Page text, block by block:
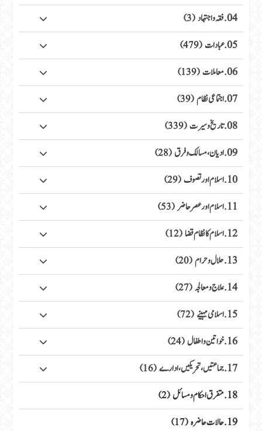
04. فقہ واجتہاد (3)
05. عبادات (479)
06. معاملات (139)
07. اجتماعی نظام (39)
08. تاریخ وسیرت (339)
09. ادیان، مسالک وفرق (28)
10. اسلام اور تصوف (29)
11. اسلام اور عصر حاضر (53)
12. اسلام کا نظام قضا (12)
13. حلال وحرام (20)
14. علاج ومعالجہ (27)
15. اسلامی مہینے (72)
16. خواتین واطفال (24)
17. جماعتیں، تحریکیں، ادارے (16)
18. متفرق احکام ومسائل (2)
19. حالات حاضرہ (17)